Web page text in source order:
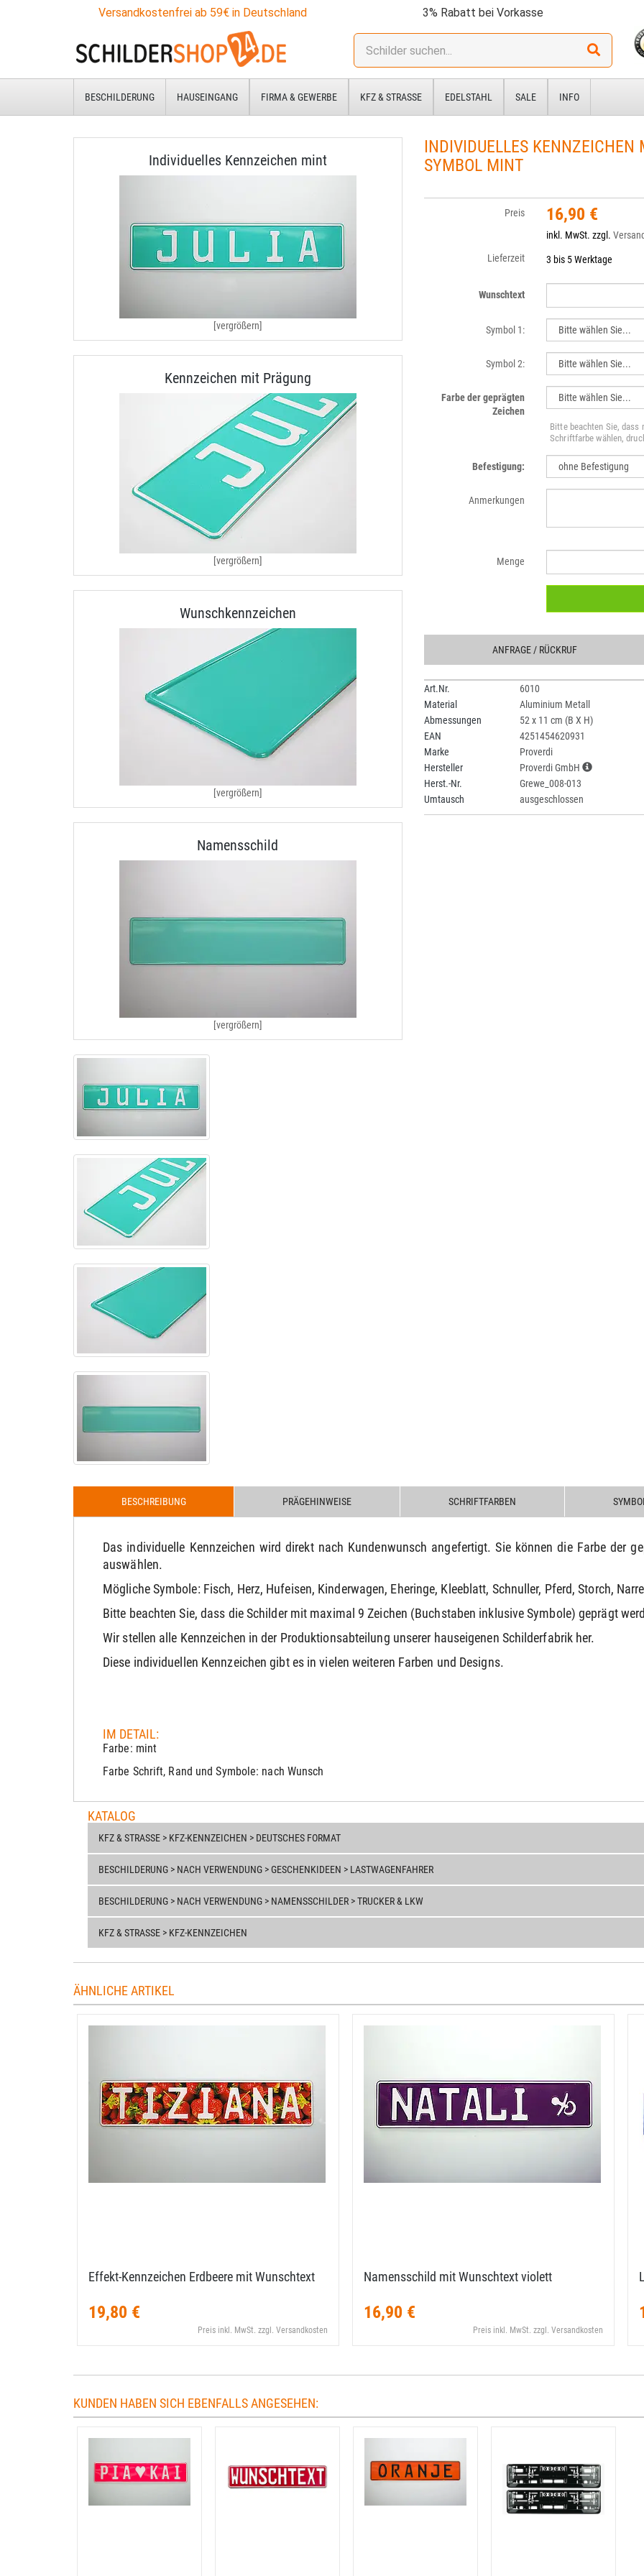
Versandkostenfrei ab 59€ in Deutschland 3% Rabatt bei Vorkasse
Stichwort:
BESCHILDERUNG HAUSEINGANG FIRMA & GEWERBE KFZ & STRASSE EDELSTAHL SALE INFO
Individuelles Kennzeichen mint
[vergrößern]
Kennzeichen mit Prägung
[vergrößern]
Wunschkennzeichen
[vergrößern]
Namensschild
[vergrößern]
INDIVIDUELLES
SYMBOL MINT
Preis 16,90 €
inkl. MwSt. zzgl.Versand
Lieferzeit
3 bis 5 Werktage
Wunschtext
Symbol 1:
Symbol 2:
Farbe der geprägten
Zeichen
Bitte beachten Sie, dass
Schriftfarbe wählen,
Befestigung:
Anmerkungen
Menge
ANFRAGE / RÜCKRUF
Art.Nr.
6010
Material
Aluminium Metall
Abmessungen
52 x 11 cm (B X H)
EAN
4251454620931
Marke
Proverdi
Hersteller
Proverdi GmbH
Herst.-Nr.
Grewe_008-013
Umtausch
ausgeschlossen
BESCHREIBUNG PRÄGEHINWEISE SCHRIFTFARBEN
Das individuelle Kennzeichen wird direkt nach Kundenwunsch angefertigt. Sie können die Farbe der
auswählen.
Mögliche Symbole: Fisch, Herz, Hufeisen, Kinderwagen, Eheringe, Kleeblatt, Schnuller, Pferd, Storch,
Bitte beachten Sie, dass die Schilder mit maximal 9 Zeichen (Buchstaben inklusive Symbole) geprägt
Wir stellen alle Kennzeichen in der Produktionsabteilung unserer hauseigenen Schilderfabrik her.
Diese individuellen Kennzeichen gibt es in vielen weiteren Farben und Designs.
IM DETAIL:
Farbe: mint
Farbe Schrift, Rand und Symbole: nach Wunsch
KATALOG
KFZ & STRASSE > KFZ-KENNZEICHEN > DEUTSCHES FORMAT
BESCHILDERUNG > NACH VERWENDUNG > GESCHENKIDEEN > LASTWAGENFAHRER
BESCHILDERUNG > NACH VERWENDUNG > NAMENSSCHILDER > TRUCKER & LKW
KFZ & STRASSE > KFZ-KENNZEICHEN
ÄHNLICHE ARTIKEL
Effekt-​Kennzeichen Erdbeere mit Wunschtext
19,80 €
Preis inkl. MwSt. zzgl. Versandkosten
Namensschild mit Wunschtext violett
16,90 €
Preis inkl. MwSt. zzgl. Versandkosten
KUNDEN HABEN SICH EBENFALLS ANGESEHEN: